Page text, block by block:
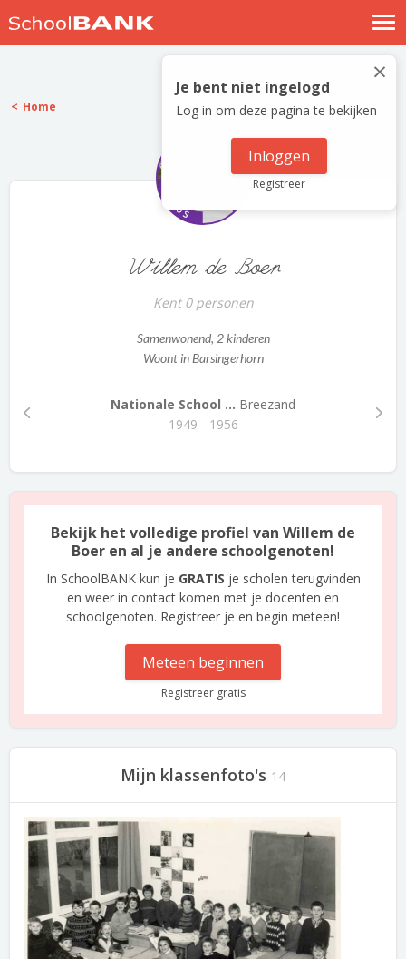
Nostalgische verhalen
Log in
Meld je gratis aan
×
Je bent niet ingelogd
Log in om deze pagina te bekijken
Inloggen
Registreer
Home
Willem de Boer
Kent 0 personen
Samenwonend, 2 kinderen
Woont in Barsingerhorn
Nationale School ... Breezand
1949 - 1956
Bekijk het volledige profiel van Willem de
Boer en al je andere schoolgenoten!
In SchoolBANK kun je GRATIS je scholen terugvinden
en weer in contact komen met je docenten en
schoolgenoten. Registreer je en begin meteen!
Meteen beginnen
Registreer gratis
Mijn klassenfoto's 14